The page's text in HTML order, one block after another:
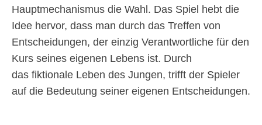
Hauptmechanismus die Wahl. Das Spiel hebt die
Idee hervor, dass man durch das Treffen von
Entscheidungen, der einzig Verantwortliche für den
Kurs seines eigenen Lebens ist. Durch
das fiktionale Leben des Jungen, trifft der Spieler
auf die Bedeutung seiner eigenen Entscheidungen.